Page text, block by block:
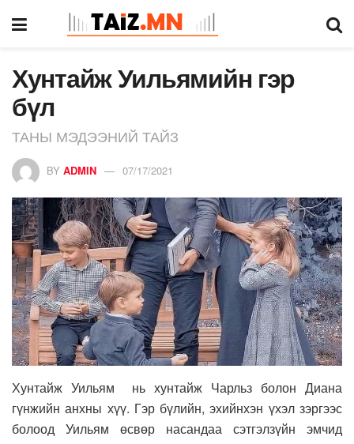
Хунтайж Уильямийн гэр
бүл
ТАНЫ МЭДЭЭНИЙ ТАЙЗ
BY ADMIN 07/17/2021
Хунтайж Уильям нь хунтайж Чарльз болон Диана
гүнжийн анхны хүү. Гэр бүлийн, эхийнхэн үхэл зэргээс
болоод Уильям өсвөр насандаа сэтгэлзүйн эмчид